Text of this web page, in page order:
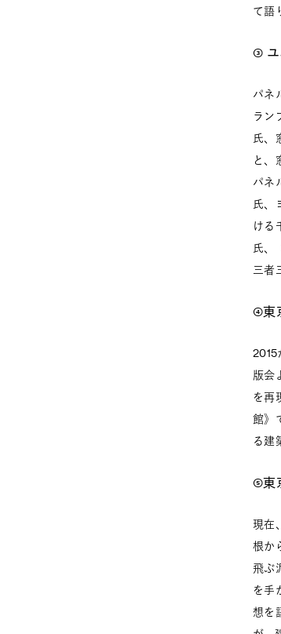
て語
③ ユ
パネ
ラン
氏、
と、
パネ
氏、
ける
氏、
三者
④東
2015
版会
を再
館》
る建
⑤東
現在
根か
飛ぶ
を手
想を